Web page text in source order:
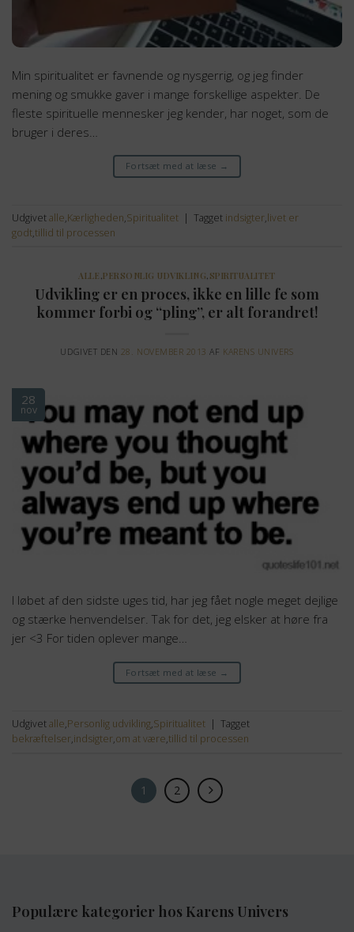
Min spiritualitet er favnende og nysgerrig, og jeg finder
mening og smukke gaver i mange forskellige aspekter. De
fleste spirituelle mennesker jeg kender, har noget, som de
bruger i deres…
Fortsæt med at læse →
Udgivetalle,Kærligheden,Spiritualitet | Tagget indsigter,livet er
godt,tillid til processen
ALLE ,PERSONLIG UDVIKLING, SPIRITUALITET
Udvikling er en proces, ikke en lille fe som
kommer forbi og “pling”, er alt forandret!
UDGIVET DEN 28. NOVEMBER 2013 AF KARENS UNIVERS
28
nov
I løbet af den sidste uges tid, har jeg fået nogle meget dejlige
og stærke henvendelser. Tak for det, jeg elsker at høre fra
jer <3 For tiden oplever mange…
Fortsæt med at læse →
Udgivetalle,Personlig udvikling,Spiritualitet | Tagget
bekræftelser,indsigter,om at være,tillid til processen
1 2
Populære kategorier hos Karens Univers